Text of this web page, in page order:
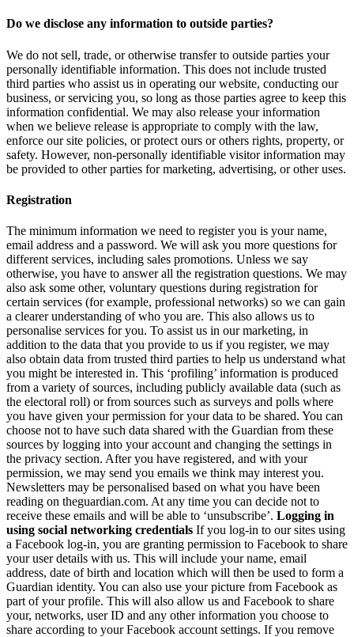
Do we disclose any information to outside parties?
We do not sell, trade, or otherwise transfer to outside parties your
personally identifiable information. This does not include trusted
third parties who assist us in operating our website, conducting our
business, or servicing you, so long as those parties agree to keep this
information confidential. We may also release your information
when we believe release is appropriate to comply with the law,
enforce our site policies, or protect ours or others rights, property, or
safety. However, non-personally identifiable visitor information may
be provided to other parties for marketing, advertising, or other uses.
Registration
The minimum information we need to register you is your name,
email address and a password. We will ask you more questions for
different services, including sales promotions. Unless we say
otherwise, you have to answer all the registration questions. We may
also ask some other, voluntary questions during registration for
certain services (for example, professional networks) so we can gain
a clearer understanding of who you are. This also allows us to
personalise services for you. To assist us in our marketing, in
addition to the data that you provide to us if you register, we may
also obtain data from trusted third parties to help us understand what
you might be interested in. This ‘profiling’ information is produced
from a variety of sources, including publicly available data (such as
the electoral roll) or from sources such as surveys and polls where
you have given your permission for your data to be shared. You can
choose not to have such data shared with the Guardian from these
sources by logging into your account and changing the settings in
the privacy section. After you have registered, and with your
permission, we may send you emails we think may interest you.
Newsletters may be personalised based on what you have been
reading on theguardian.com. At any time you can decide not to
receive these emails and will be able to ‘unsubscribe’. Logging in
using social networking credentials If you log-in to our sites using
a Facebook log-in, you are granting permission to Facebook to share
your user details with us. This will include your name, email
address, date of birth and location which will then be used to form a
Guardian identity. You can also use your picture from Facebook as
part of your profile. This will also allow us and Facebook to share
your, networks, user ID and any other information you choose to
share according to your Facebook account settings. If you remove